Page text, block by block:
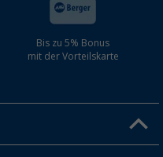
Bis zu 5% Bonus
mit der Vorteilskarte